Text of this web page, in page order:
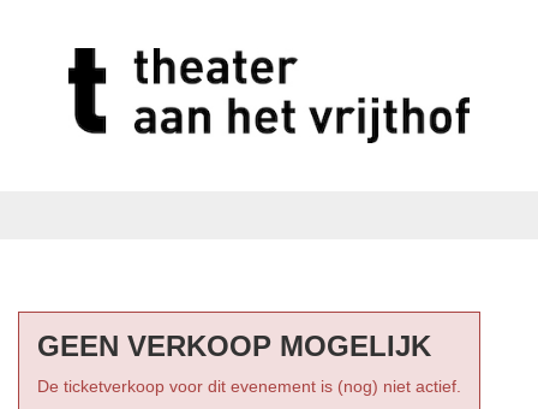
GEEN VERKOOP MOGELIJK
De ticketverkoop voor dit evenement is (nog) niet actief.